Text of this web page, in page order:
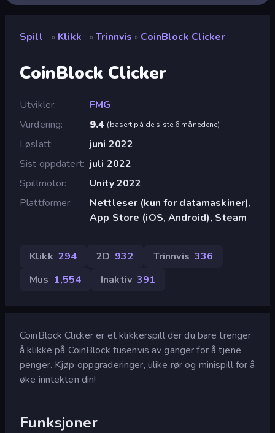
Spill » Klikk » Trinnvis » CoinBlock Clicker
CoinBlock Clicker
Utvikler
FMG
Vurdering
9.4 (basert på de siste 6 månedene)
Løslatt
juni 2022
Sist oppdatert juli 2022
Spillmotor
Unity 2022
Plattformer
Nettleser (kun for datamaskiner),
App Store (iOS, Android), Steam
Klikk 294 2D 932 Trinnvis 336
Mus 1,554 Inaktiv 391
CoinBlock Clicker er et klikkerspill der du bare trenger
å klikke på CoinBlock tusenvis av ganger for å tjene
penger. Kjøp oppgraderinger, ulike rør og minispill for å
øke inntekten din!
Funksjoner